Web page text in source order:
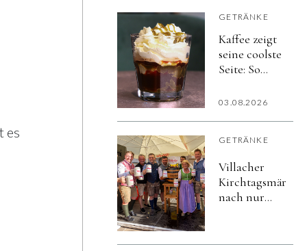
es
alkoholfrei
GETRÄNKE
Kaffee zeigt
seine coolste
Seite: So
schmeckt
03.08.2026
GETRÄNKE
Villacher
Kirchtagsmärzen
nach nur